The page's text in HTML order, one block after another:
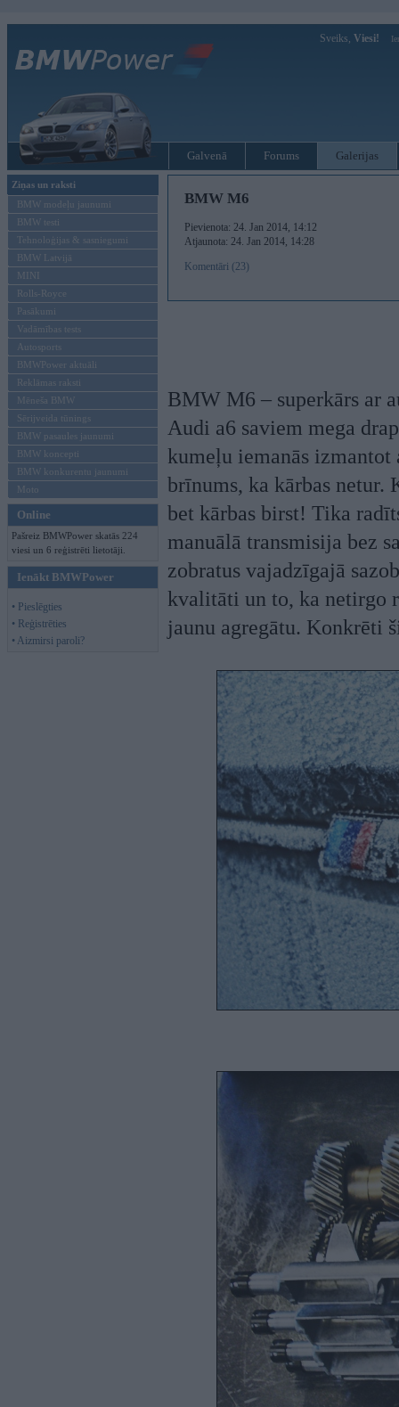
Sveiks, Viesi!
Galvenā Forums Galerijas
Ziņas un raksti
BMW modeļu jaunumi
BMW testi
Tehnoloģijas & sasniegumi
BMW Latvijā
MINI
Rolls-Royce
Pasākumi
Vadāmības tests
Autosports
BMWPower aktuāli
Reklāmas raksti
Mēneša BMW
Sērijveida tūnings
BMW pasaules jaunumi
BMW koncepti
BMW konkurentu jaunumi
Moto
Online
Pašreiz BMWPower skatās 224
viesi un 6 reģistrēti lietotāji.
Ienākt BMWPower
• Pieslēgties
• Reģistrēties
• Aizmirsi paroli?
BMW M6
Pievienota: 24. Jan 2014, 14:12
Atjaunota: 24. Jan 2014, 14:28
Komentāri (23)
BMW M6 – superkārs ar
Audi a6 saviem mega
kumeļu iemanās izmantot
brīnums, ka kārbas netur.
bet kārbas birst! Tika
manuālā transmisija bez
zobratus vajadzīgajā
kvalitāti un to, ka netirgo
jaunu agregātu. Konkrēti